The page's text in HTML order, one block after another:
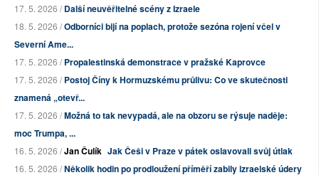
17. 5. 2026 /Další neuvěřitelné scény z Izraele
18. 5. 2026 /Odborníci bijí na poplach, protože sezóna rojení včel v
Severní Ame...
17. 5. 2026 /Propalestinská demonstrace v pražské Kaprovce
17. 5. 2026 /Postoj Číny k Hormuzskému průlivu: Co ve skutečnosti
znamená „otevř...
17. 5. 2026 /Možná to tak nevypadá, ale na obzoru se rýsuje naděje:
moc Trumpa, ...
16. 5. 2026 /Jan Čulík Jak Češi v Praze v pátek oslavovali svůj útlak
16. 5. 2026 /Několik hodin po prodloužení příměří zabily izraelské údery